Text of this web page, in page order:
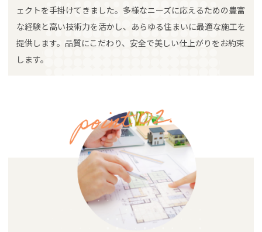
ェクトを手掛けてきました。多様なニーズに応えるための豊富
な経験と高い技術力を活かし、あらゆる住まいに最適な施工を
提供します。品質にこだわり、安全で美しい仕上がりをお約束
します。